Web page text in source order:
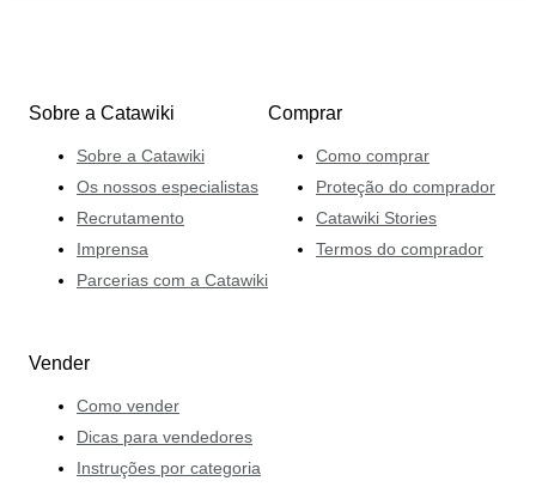
Sobre a Catawiki
Sobre a Catawiki
Os nossos especialistas
Recrutamento
Imprensa
Parcerias com a Catawiki
Comprar
Como comprar
Proteção do comprador
Catawiki Stories
Termos do comprador
Vender
Como vender
Dicas para vendedores
Instruções por categoria